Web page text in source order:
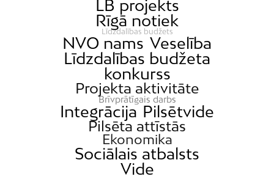
LB projekts
Rīgā notiek
Līdzdalības budžets
NVO nams Veselība
Līdzdalības budžeta
konkurss
Projekta aktivitāte
Brīvprātīgais darbs
Integrācija Pilsētvide
Pilsēta attīstās
Ekonomika
Sociālais atbalsts
Vide